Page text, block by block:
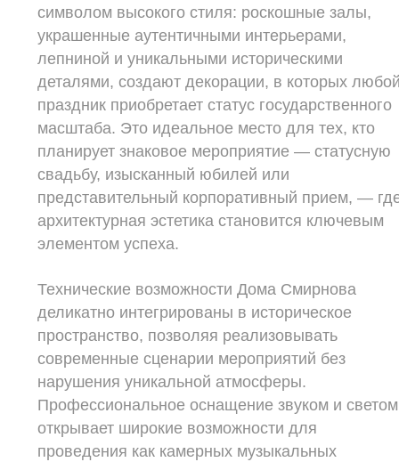
символом высокого стиля: роскошные залы,
украшенные аутентичными интерьерами,
лепниной и уникальными историческими
деталями, создают декорации, в которых
праздник приобретает статус государственного
масштаба. Это идеальное место для тех, кто
планирует знаковое мероприятие — статусную
свадьбу, изысканный юбилей или
представительный корпоративный прием, —
архитектурная эстетика становится ключевым
элементом успеха.
Технические возможности Дома Смирнова
деликатно интегрированы в историческое
пространство, позволяя реализовывать
современные сценарии мероприятий без
нарушения уникальной атмосферы.
Профессиональное оснащение звуком и светом
открывает широкие возможности для
проведения как камерных музыкальных